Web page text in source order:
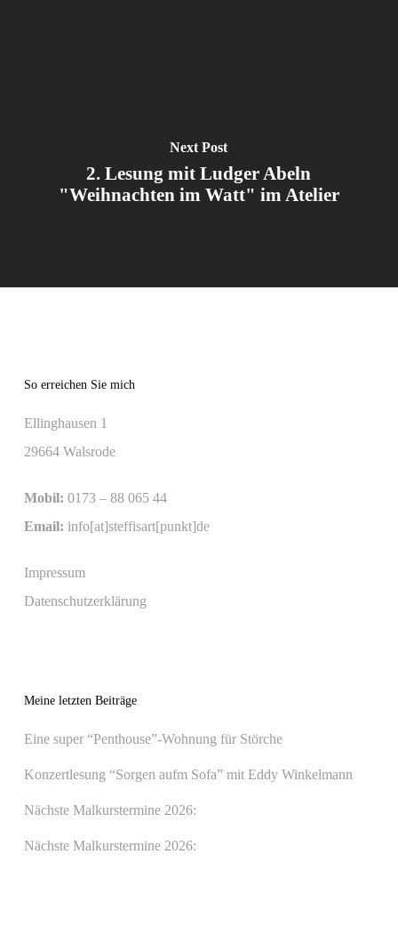
Next Post
2. Lesung mit Ludger Abeln
"Weihnachten im Watt" im Atelier
So erreichen Sie mich
Ellinghausen 1
29664 Walsrode
Mobil: 0173 – 88 065 44
Email: info[at]steffisart[punkt]de
Impressum
Datenschutzerklärung
Meine letzten Beiträge
Eine super “Penthouse”-Wohnung für Störche
Konzertlesung “Sorgen aufm Sofa” mit Eddy Winkelmann
Nächste Malkurstermine 2026:
Nächste Malkurstermine 2026: